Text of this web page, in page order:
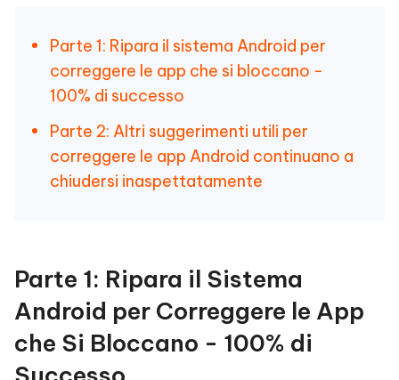
Parte 1: Ripara il sistema Android per
correggere le app che si bloccano -
100% di successo
Parte 2: Altri suggerimenti utili per
correggere le app Android continuano a
chiudersi inaspettatamente
Parte 1: Ripara il Sistema
Android per Correggere le App
che Si Bloccano - 100% di